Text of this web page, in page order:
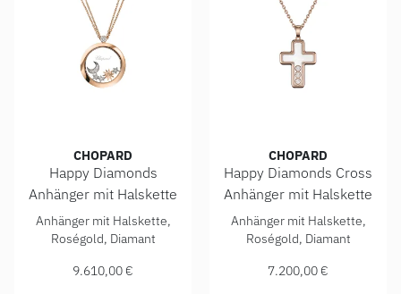
CHOPARD
Happy Diamonds
Anhänger mit Halskette
Chopard Happy Diamonds Anhänger mit Halskette, Ref:
Anhänger mit Halskette,
Roségold, Diamant
9.610,00 €
CHOPARD
Happy Diamonds Cross
Anhänger mit Halskette
Chopard Happy Diamonds
Anhänger mit Halskette,
Roségold, Diamant
7.200,00 €